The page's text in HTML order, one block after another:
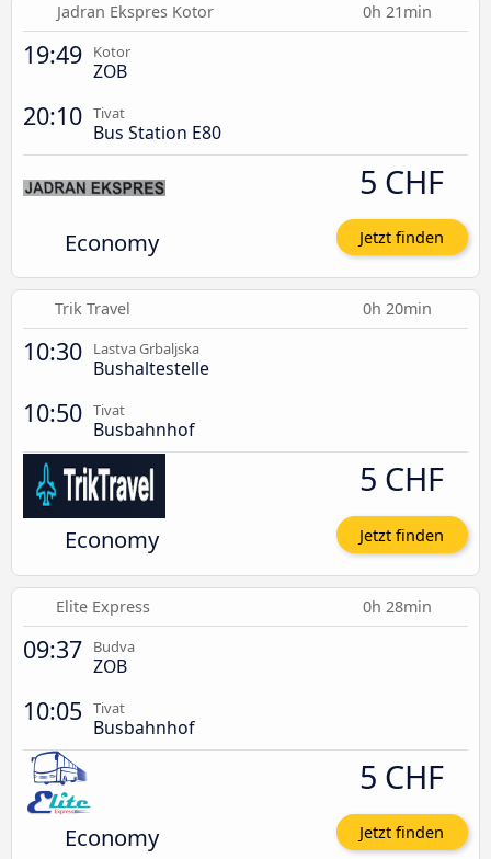
Jadran Ekspres Kotor 0h 21min
19:49 Kotor
ZOB
20:10 Tivat
Bus Station E80
Economy
5 CHF
Jetzt finden
Trik Travel 0h 20min
10:30 Lastva Grbaljska
Bushaltestelle
10:50 Tivat
Busbahnhof
Economy
5 CHF
Jetzt finden
Elite Express 0h 28min
09:37 Budva
ZOB
10:05 Tivat
Busbahnhof
Economy
5 CHF
Jetzt finden